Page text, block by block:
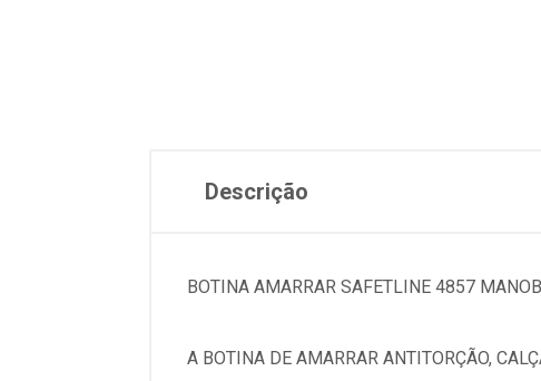
Descrição
BOTINA AMARRAR SAFETLINE 4857
A BOTINA DE AMARRAR ANTITORÇÃO,